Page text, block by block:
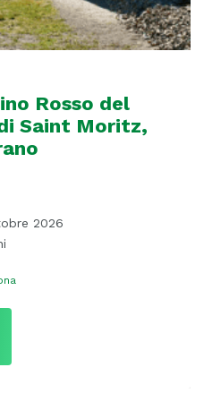
Rosso del
Saint Moritz,
2026